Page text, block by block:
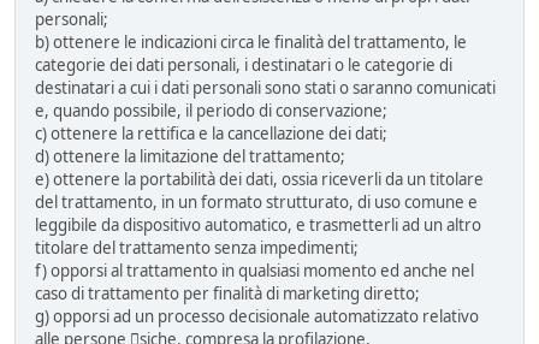
personali;
b) ottenere le indicazioni circa le finalità del trattamento, le
categorie dei dati personali, i destinatari o le categorie di
destinatari a cui i dati personali sono stati o saranno comunicati
e, quando possibile, il periodo di conservazione;
c) ottenere la rettifica e la cancellazione dei dati;
d) ottenere la limitazione del trattamento;
e) ottenere la portabilità dei dati, ossia riceverli da un titolare
del trattamento, in un formato strutturato, di uso comune e
leggibile da dispositivo automatico, e trasmetterli ad un altro
titolare del trattamento senza impedimenti;
f) opporsi al trattamento in qualsiasi momento ed anche nel
caso di trattamento per finalità di marketing diretto;
g) opporsi ad un processo decisionale automatizzato relativo
alle persone siche, compresa la profilazione.